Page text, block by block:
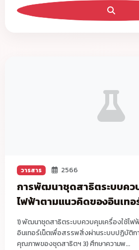
วารสาร 2566
การพัฒนาชุดสาธิตระบบคว
ไฟฟ้าตามแนวคิดของอินเทอ
สิ่ง ผ่านระบบปฏิบัติการแอ
1) พัฒนาชุดสาธิตระบบควบคุมเครื่องใช้ไฟ
อินเทอร์เน็ตเพื่อสรรพสิ่งผ่านระบบปฏิบัติ
คุณภาพของชุดสาธิตฯ 3) ศึกษาความพ...